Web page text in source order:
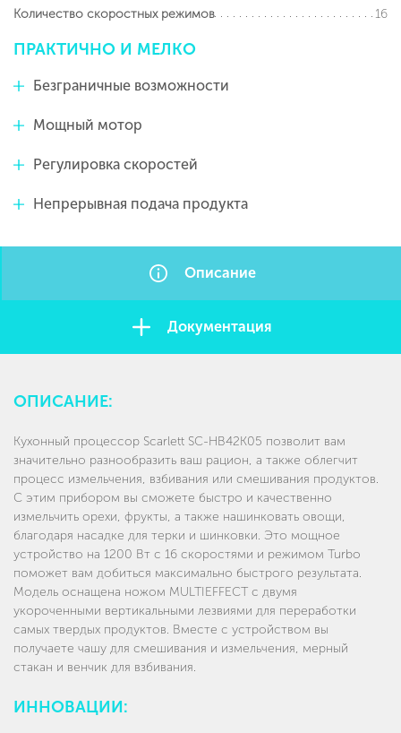
Количество скоростных режимов
16
ПРАКТИЧНО И МЕЛКО
Безграничные возможности
Мощный мотор
Регулировка скоростей
Непрерывная подача продукта
Описание
Документация
ОПИСАНИЕ:
Кухонный процессор Scarlett SC-HB42K05 позволит вам
значительно разнообразить ваш рацион, а также облегчит
процесс измельчения, взбивания или смешивания продуктов.
С этим прибором вы сможете быстро и качественно
измельчить орехи, фрукты, а также нашинковать овощи,
благодаря насадке для терки и шинковки. Это мощное
устройство на 1200 Вт с 16 скоростями и режимом Turbo
поможет вам добиться максимально быстрого результата.
Модель оснащена ножом MULTIEFFECT с двумя
укороченными вертикальными лезвиями для переработки
самых твердых продуктов. Вместе с устройством вы
получаете чашу для смешивания и измельчения, мерный
стакан и венчик для взбивания.
ИННОВАЦИИ: